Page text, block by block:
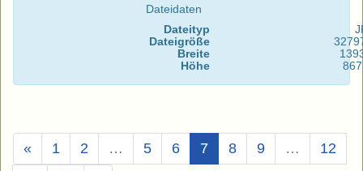
Dateidaten
Dateityp
Dateigröße
Breite
Höhe
« 1 2 … 5 6 7(Aktuell)
8 9 …
12